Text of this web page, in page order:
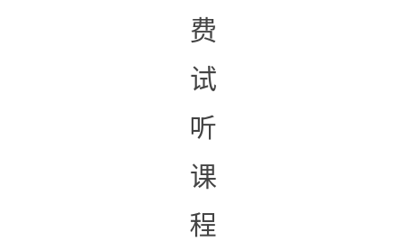
费
试
听
课
程